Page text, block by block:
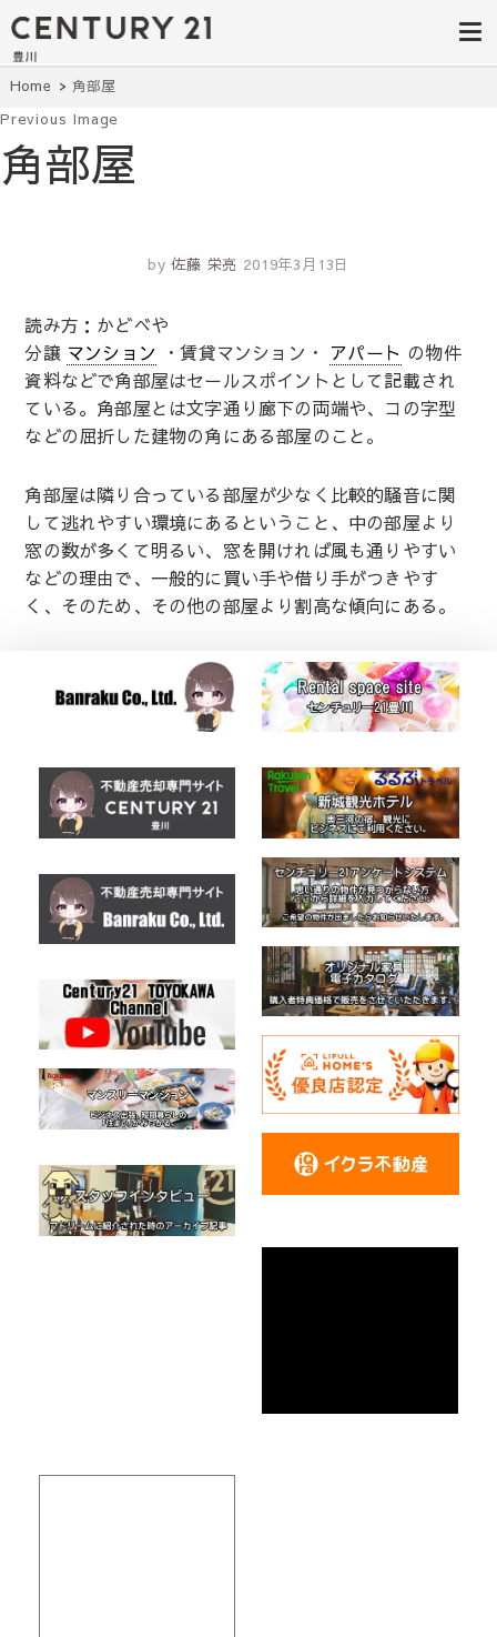
豊田市の中古
住宅・土地・
リノベ物件探
し｜センチュ
リー21豊川
建て・土地探しはセンチュリー21豊
川へ。豊田市内の最新物件情報を随
時更新中！駅近、建築条件無し、ペ
ット可、学区別など、お客様のこだ
単検索。
Home 角部屋
Previous Image
角部屋
by 佐藤 栄亮 2019年3月13日
読み方：かどべや
分譲 マンション ・賃貸マンション・ アパート の物件
資料などで角部屋はセールスポイントとして記載され
ている。角部屋とは文字通り廊下の両端や、コの字型
などの屈折した建物の角にある部屋のこと。
角部屋は隣り合っている部屋が少なく比較的騒音に関
して逃れやすい環境にあるということ、中の部屋より
窓の数が多くて明るい、窓を開ければ風も通りやすい
などの理由で、一般的に買い手や借り手がつきやす
く、そのため、その他の部屋より割高な傾向にある。